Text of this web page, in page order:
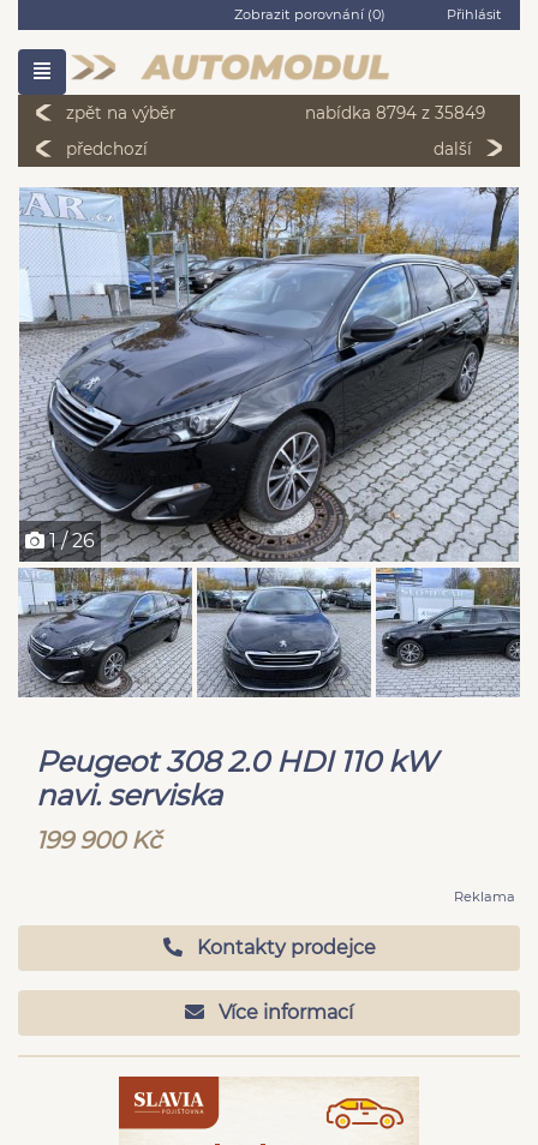
Zobrazit porovnání (0) Přihlásit
zpět na výběr
nabídka 8794 z 35849
předchozí
další
1 / 26
Peugeot 308 2.0 HDI 110 kW
navi. serviska
199 900 Kč
Reklama
Kontakty prodejce
Více informací